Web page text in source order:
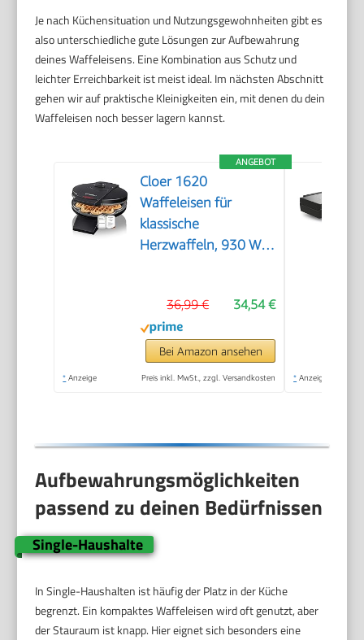
Je nach Küchensituation und Nutzungsgewohnheiten gibt es
also unterschiedliche gute Lösungen zur Aufbewahrung
deines Waffeleisens. Eine Kombination aus Schutz und
leichter Erreichbarkeit ist meist ideal. Im nächsten Abschnitt
gehen wir auf praktische Kleinigkeiten ein, mit denen du dein
Waffeleisen noch besser lagern kannst.
ANGEBOT
Cloer 1620
Waffeleisen für
klassische
Herzwaffeln, 930 W,
Bräunungsgrad,
schwarz
34,54 €
36,99 €
Bei Amazon ansehen
* Anzeige Preis inkl. MwSt., zzgl. Versandkosten * Anzeige
Aufbewahrungsmöglichkeiten
passend zu deinen Bedürfnissen
Single-Haushalte
In Single-Haushalten ist häufig der Platz in der Küche
begrenzt. Ein kompaktes Waffeleisen wird oft genutzt, aber
der Stauraum ist knapp. Hier eignet sich besonders eine